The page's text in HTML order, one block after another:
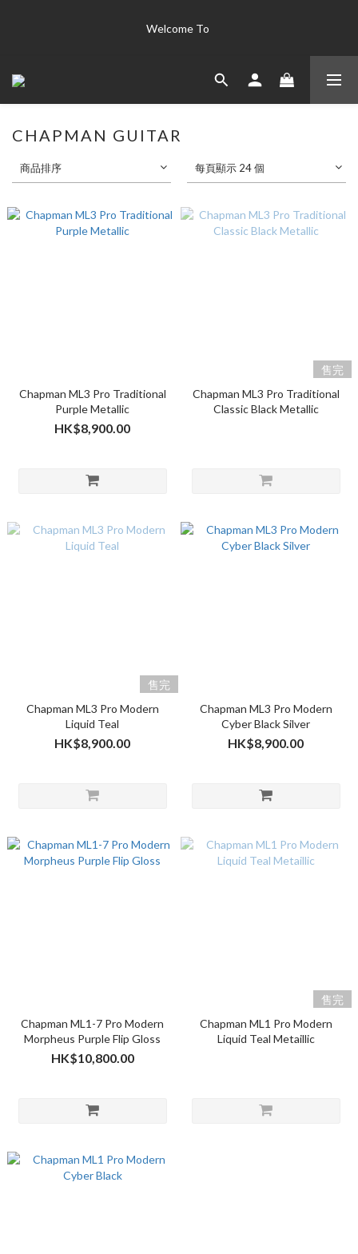
Welcome To
The world's finest instrument collection "Only the best is good
CHAPMAN GUITAR
商品排序 每頁顯示 24 個
Chapman ML3 Pro Traditional
Purple Metallic
HK$8,900.00
售完
Chapman ML3 Pro Traditional
Classic Black Metallic
售完
Chapman ML3 Pro Modern
Liquid Teal
HK$8,900.00
Chapman ML3 Pro Modern
Cyber Black Silver
HK$8,900.00
Chapman ML1-7 Pro Modern
Morpheus Purple Flip Gloss
HK$10,800.00
售完
Chapman ML1 Pro Modern
Liquid Teal Metaillic